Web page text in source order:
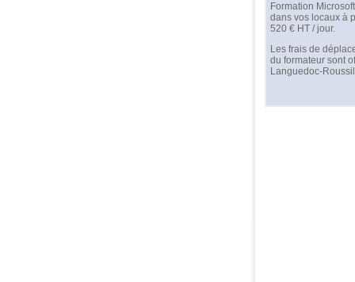
Formation
dans vos locaux à
520 € HT / jour.
Les frais de
du formateur sont
Languedoc-